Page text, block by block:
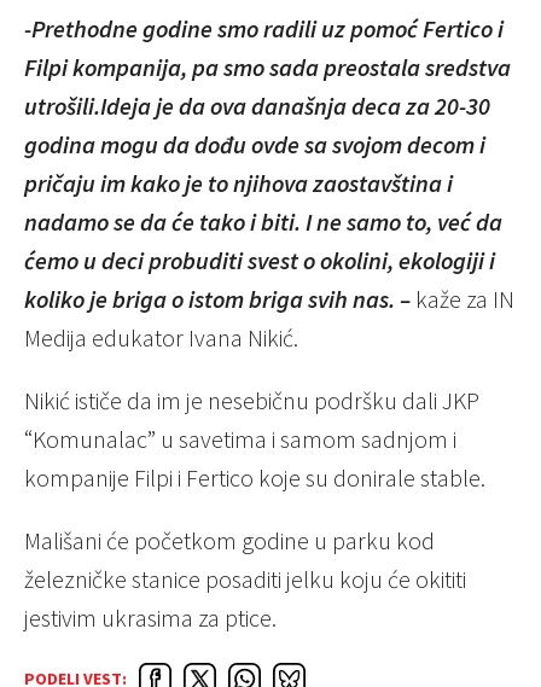
-Prethodne godine smo radili uz pomoć Fertico i
Filpi kompanija, pa smo sada preostala sredstva
utrošili.Ideja je da ova današnja deca za 20-30
godina mogu da dođu ovde sa svojom decom i
pričaju im kako je to njihova zaostavština i
nadamo se da će tako i biti. I ne samo to, već da
ćemo u deci probuditi svest o okolini, ekologiji i
koliko je briga o istom briga svih nas. – kaže za IN
Medija edukator Ivana Nikić.
Nikić ističe da im je nesebičnu podršku dali JKP
“Komunalac” u savetima i samom sadnjom i
kompanije Filpi i Fertico koje su donirale stable.
Mališani će početkom godine u parku kod
železničke stanice posaditi jelku koju će okititi
jestivim ukrasima za ptice.
PODELI VEST: